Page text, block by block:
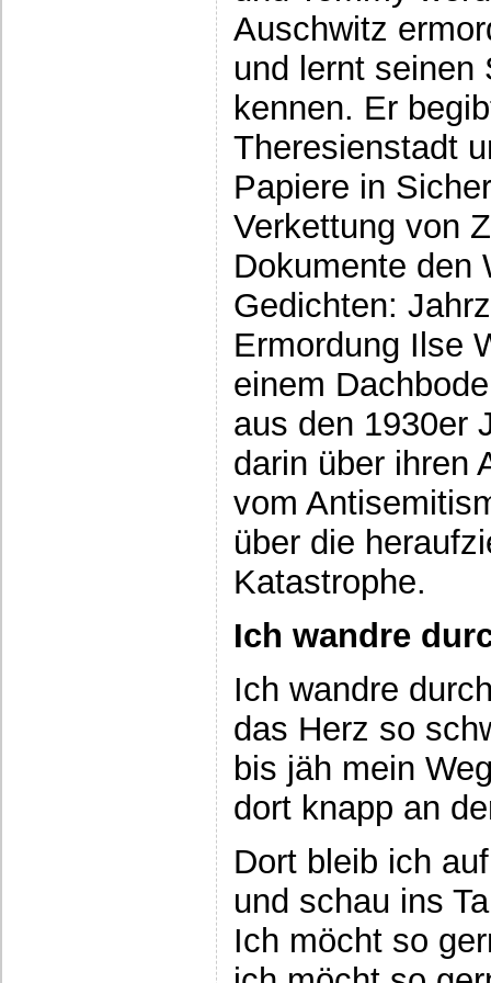
Auschwitz
und lernt seinen
kennen. Er
Theresienstadt
Papiere in
Verkettung von
Dokumente den
Gedichten:
Ermordung Ilse
einem
aus den 1930er
darin über ihren
vom
über die
Katastrophe.
Ich wandre
Ich wandre
das Herz so
bis jäh mein
dort knapp an
Dort bleib ich
und schau ins
Ich möcht so